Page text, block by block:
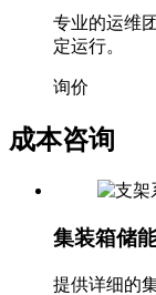
专业的运维
定运行。
询价
成本咨询
集装箱储
提供详细的